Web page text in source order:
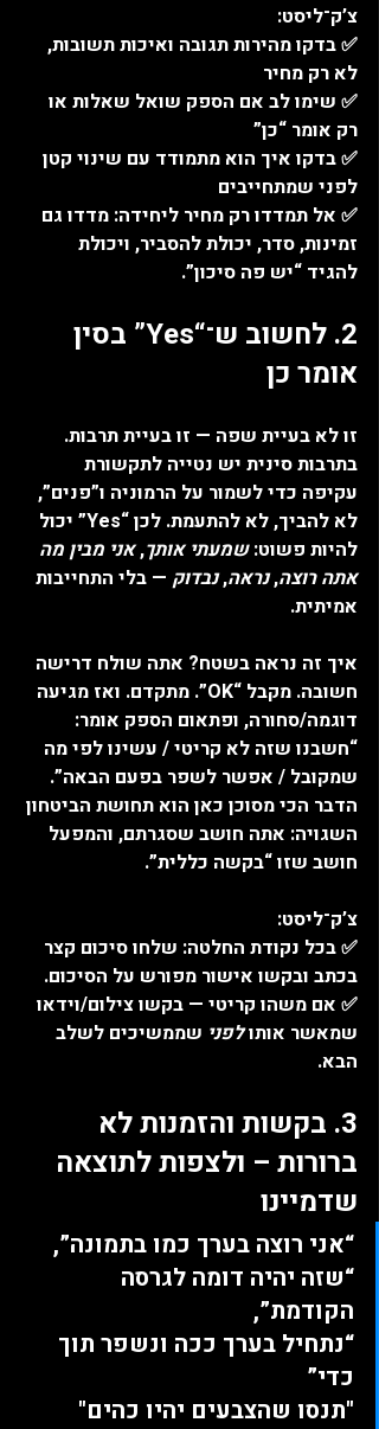
צ’ק־ליסט:
✅ בדקו מהירות תגובה ואיכות תשובות,
לא רק מחיר
✅ שימו לב אם הספק שואל שאלות או
רק אומר “כן”
✅ בדקו איך הוא מתמודד עם שינוי קטן
לפני שמתחייבים
✅ אל תמדדו רק מחיר ליחידה: מדדו גם
זמינות, סדר, יכולת להסביר, ויכולת
להגיד “יש פה סיכון”.
2. לחשוב ש־“Yes” בסין
אומר כן
זו לא בעיית שפה — זו בעיית תרבות.
בתרבות סינית יש נטייה לתקשורת
עקיפה כדי לשמור על הרמוניה ו”פנים”,
לא להביך, לא להתעמת. לכן “Yes” יכול
להיות פשוט: שמעתי אותך, אני מבין מה
אתה רוצה, נראה, נבדוק — בלי התחייבות
אמיתית.
איך זה נראה בשטח? אתה שולח דרישה
חשובה. מקבל “OK”. מתקדם. ואז מגיעה
דוגמה/סחורה, ופתאום הספק אומר:
“חשבנו שזה לא קריטי / עשינו לפי מה
שמקובל / אפשר לשפר בפעם הבאה”.
הדבר הכי מסוכן כאן הוא תחושת הביטחון
השגויה: אתה חושב שסגרתם, והמפעל
חושב שזו “בקשה כללית”.
צ’ק־ליסט:
✅ בכל נקודת החלטה: שלחו סיכום קצר
בכתב ובקשו אישור מפורש על הסיכום.
✅ אם משהו קריטי — בקשו צילום/וידאו
שמאשר אותו לפני שממשיכים לשלב
הבא.
3. בקשות והזמנות לא
ברורות – ולצפות לתוצאה
שדמיינו
“אני רוצה בערך כמו בתמונה”,
“שזה יהיה דומה לגרסה
הקודמת”,
“נתחיל בערך ככה ונשפר תוך
כדי”
"תנסו שהצבעים יהיו כהים"